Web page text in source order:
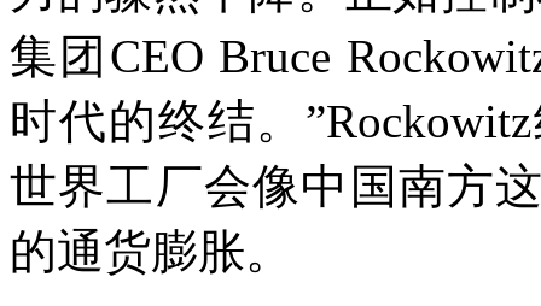
集团 CEO Bruce
时代的终结。 ”Rockowitz
世界工厂会像中国南方
的通货膨胀。